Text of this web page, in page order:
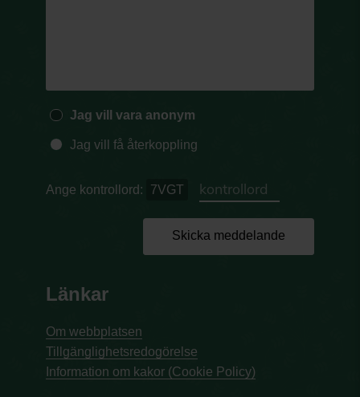
Jag vill vara anonym
Jag vill få återkoppling
Ange kontrollord: 7VGT
Skicka meddelande
Länkar
Om webbplatsen
Tillgänglighetsredogörelse
Information om kakor (Cookie Policy)